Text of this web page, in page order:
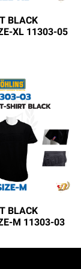
BLACK
XL 11303-05
BLACK
M 11303-03